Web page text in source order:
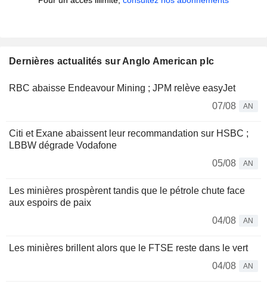
Dernières actualités sur Anglo American plc
RBC abaisse Endeavour Mining ; JPM relève easyJet
07/08
AN
Citi et Exane abaissent leur recommandation sur HSBC ;
LBBW dégrade Vodafone
05/08
AN
Les minières prospèrent tandis que le pétrole chute face
aux espoirs de paix
04/08
AN
Les minières brillent alors que le FTSE reste dans le vert
04/08
AN